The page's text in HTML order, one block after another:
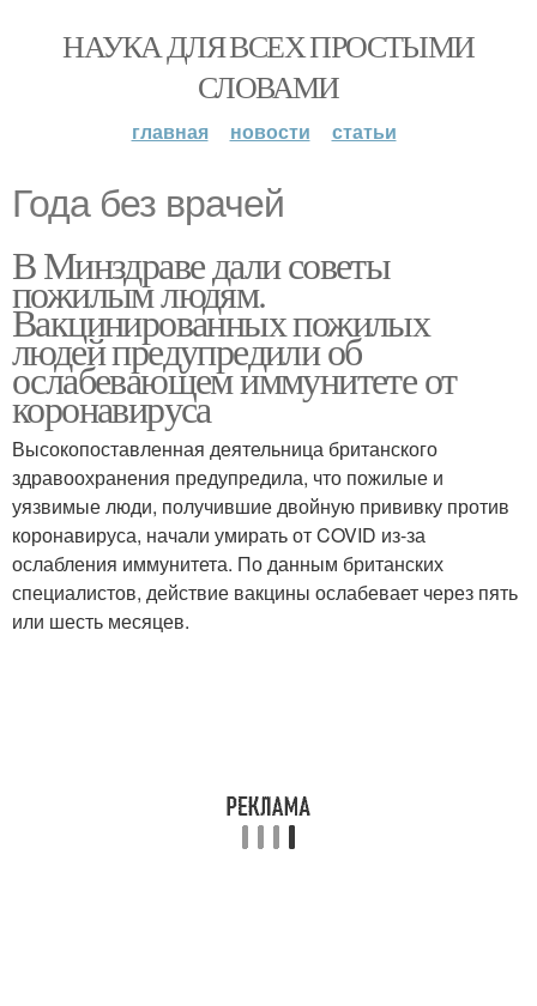
НАУКА ДЛЯ ВСЕХ ПРОСТЫМИ
СЛОВАМИ
главная новости статьи
Года без врачей
В Минздраве дали советы
пожилым людям.
Вакцинированных пожилых
людей предупредили об
ослабевающем иммунитете от
коронавируса
Высокопоставленная деятельница британского
здравоохранения предупредила, что пожилые и
уязвимые люди, получившие двойную прививку против
коронавируса, начали умирать от COVID из-за
ослабления иммунитета. По данным британских
специалистов, действие вакцины ослабевает через пять
или шесть месяцев.